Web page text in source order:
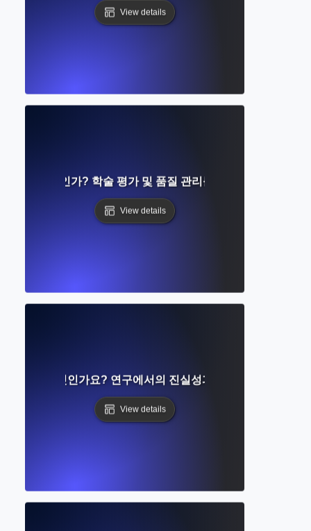
View details
란 무엇인가? 학술 평가 및 품질 관리를 위한 단계별 가이드
View details
윤리가 무엇인가요? 연구에서의 진실성과 책임 이해하기
View details